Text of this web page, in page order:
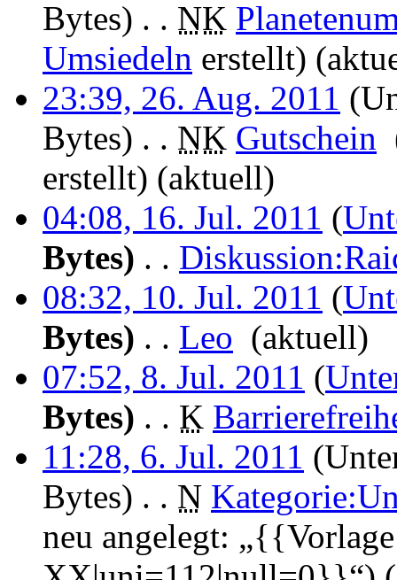
Bytes) . . NK
Umsiedeln erstellt)
23:39, 26. Aug. 2011
Bytes) . . NK Gutschein
erstellt) (aktuell)
04:08, 16. Jul. 2011 (
Bytes) . .
08:32, 10. Jul. 2011 (
Bytes) . . Leo (aktuell)
07:52, 8. Jul. 2011 (
Bytes) . . K
11:28, 6. Jul. 2011
Bytes) . . N
neu angelegt: